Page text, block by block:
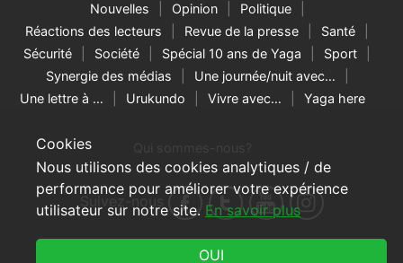
Cookies
Nous utilisons des cookies analytiques / de
performance pour améliorer votre expérience
utilisateur sur notre site. En savoir plus
Nouvelles
Opinion
Politique
Réactions des lecteurs
Revue de la presse
Santé
Sécurité
Société Spécial 10 ans de Yaga
Sport
Synergie des médias
Une journée/nuit avec…
Une lettre à …
Urukundo Vivre avec… Yaga here
Suivez-nous
© 2026 Yaga Burundi & RNW Media